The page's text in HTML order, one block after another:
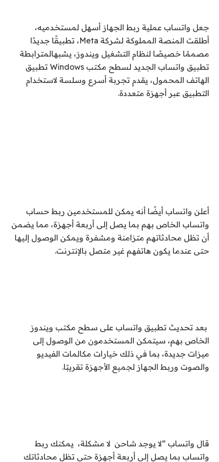
جعل واتساب عملية ربط الجهاز أسهل لمستخدميه،
أطلقت المنصة المملوكة لشركة Meta، تطبيقًا جديدًا
مصممًا خصيصًا لنظام التشغيل ويندوز، يشبهالمترابطة
تطبيق واتساب الجديد لسطح مكتب Windows تطبيق
الهاتف المحمول، يقدم تجربة أسرع وسلسة لاستخدام
التطبيق عبر أجهزة متعددة.
أعلن واتساب أيضًا أنه يمكن للمستخدمين ربط حساب
واتساب الخاص بهم بما يصل إلى أربعة أجهزة، مما يضمن
أن تظل محادثاتهم متزامنة ومشفرة ويمكن الوصول إليها
حتى عندما يكون هاتفهم غير متصل بالإنترنت.
بعد تحديث تطبيق واتساب على سطح مكتب ويندوز
الخاص بهم، سيتمكن المستخدمون من الوصول إلى
ميزات جديدة، بما في ذلك خيارات مكالمات الفيديو
والصوت وربط الجهاز لجميع الأجهزة تقريبًا.
قال واتساب “لا يوجد شاحن لا مشكلة، يمكنك ربط
واتساب بما يصل إلى أربعة أجهزة حتى تظل محادثاتك